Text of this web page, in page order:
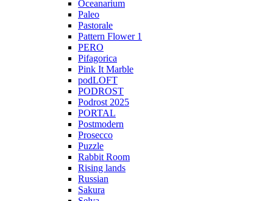
Oceanarium
Paleo
Pastorale
Pattern Flower 1
PERO
Pifagorica
Pink It Marble
podLOFT
PODROST
Podrost 2025
PORTAL
Postmodern
Prosecco
Puzzle
Rabbit Room
Rising lands
Russian
Sakura